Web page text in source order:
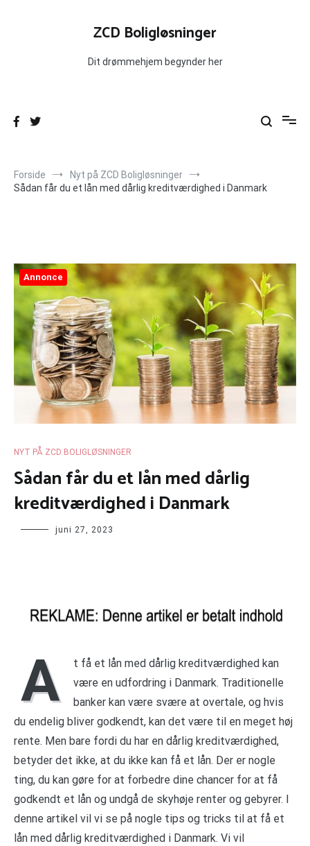
ZCD Boligløsninger
Dit drømmehjem begynder her
Forside
Nyt på ZCD Boligløsninger
Sådan får du et lån med dårlig kreditværdighed i Danmark
Annonce
NYT PÅ ZCD BOLIGLØSNINGER
Sådan får du et lån med dårlig
kreditværdighed i Danmark
juni 27, 2023
A
t få et lån med dårlig kreditværdighed kan
være en udfordring i Danmark. Traditionelle
banker kan være svære at overtale, og hvis
du endelig bliver godkendt, kan det være til en meget høj
rente. Men bare fordi du har en dårlig kreditværdighed,
betyder det ikke, at du ikke kan få et lån. Der er nogle
ting, du kan gøre for at forbedre dine chancer for at få
godkendt et lån og undgå de skyhøje renter og gebyrer. I
denne artikel vil vi se på nogle tips og tricks til at få et
lån med dårlig kreditværdighed i Danmark. Vi vil